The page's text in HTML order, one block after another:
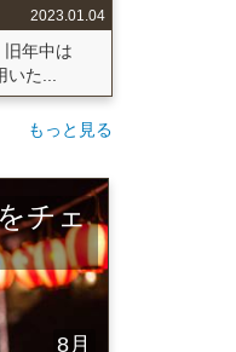
2023.01.04
年中は
た...
もっと見る
チェ
8月